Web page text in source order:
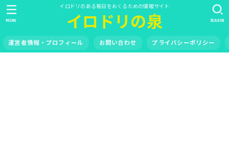
イロドリのある毎日をおくるための情報サイト
イロドリの泉
運営者情報・プロフィール お問い合わせ プライバシーポリシー
SEARCH
MENU